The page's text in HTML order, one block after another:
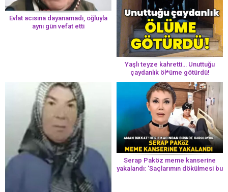
Evlat acısına dayanamadı, oğluyla
aynı gün vefat etti
Yaşlı teyze kahretti… Unuttuğu
çaydanlık öl*üme götürdü!
Serap Paköz meme kanserine
yakalandı: ‘Saçlarımın dökülmesi bu